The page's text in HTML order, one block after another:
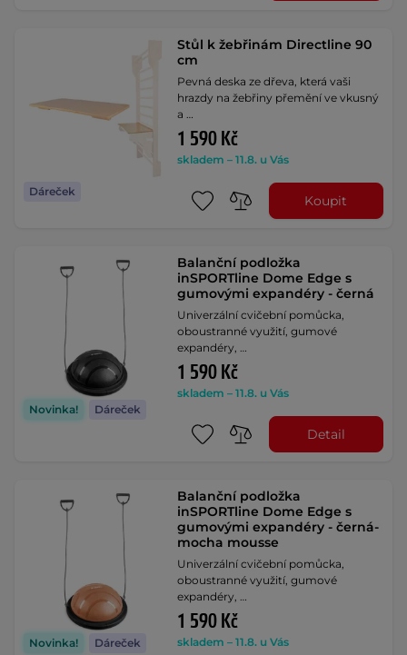
Dáreček
Stůl k žebřinám Directline 90
cm
Pevná deska ze dřeva, která vaši
hrazdy na žebřiny přemění ve vkusný
a …
1 590 Kč
skladem – 11.8. u Vás
Koupit
Novinka! Dáreček
Balanční podložka
inSPORTline Dome Edge s
gumovými expandéry - černá
Univerzální cvičební pomůcka,
oboustranné využití, gumové
expandéry, …
1 590 Kč
skladem – 11.8. u Vás
Detail
Novinka! Dáreček
Balanční podložka
inSPORTline Dome Edge s
gumovými expandéry - černá-
mocha mousse
Univerzální cvičební pomůcka,
oboustranné využití, gumové
expandéry, …
1 590 Kč
skladem – 11.8. u Vás